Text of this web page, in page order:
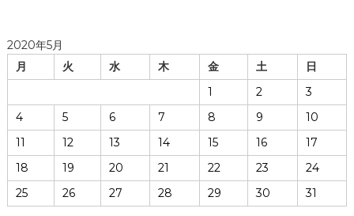
2020年5月
月
火 水 木 金 土
日
1
2
3
4
5 6 7 8 9
10
11
12 13 14 15 16
17
18
19 20 21 22 23
24
25
26 27 28 29 30 31